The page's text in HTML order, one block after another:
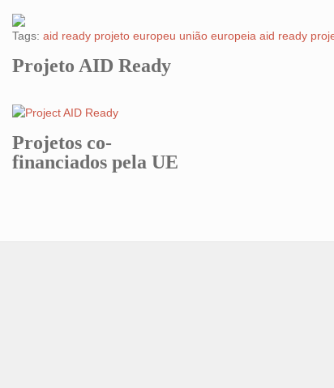
Tags: aid ready projeto europeu união europeia aid ready
Projeto AID Ready
Projetos co-
financiados pela UE